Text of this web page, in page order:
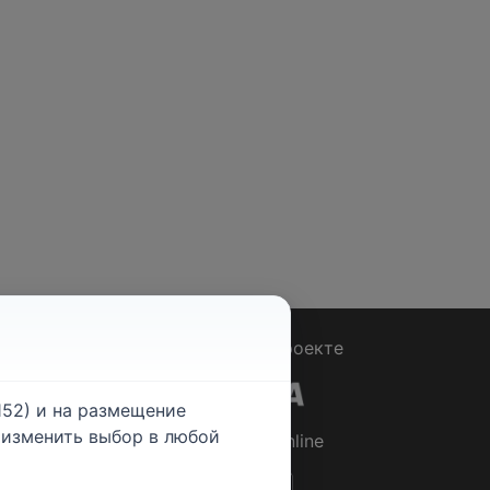
О проекте
© 2026Rabotniki.online
и на размещение
выбор в любой